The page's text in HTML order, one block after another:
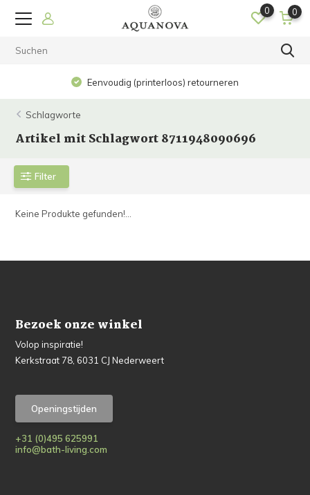
0 0
Eenvoudig (printerloos) retourneren
Schlagworte
Artikel mit Schlagwort 8711948090696
Filter
Keine Produkte gefunden!...
Bezoek onze winkel
Volop inspiratie!
Kerkstraat 78, 6031 CJ Nederweert
Openingstijden
+31 (0)495 625991
info@bath-living.com